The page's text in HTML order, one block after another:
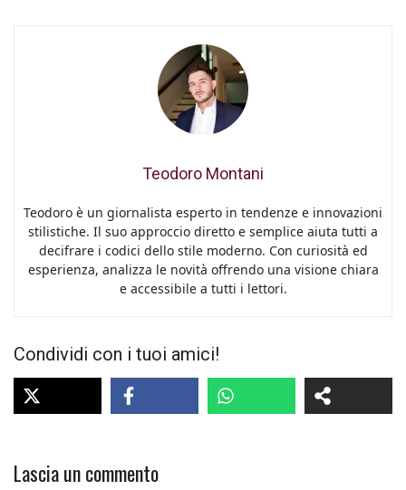
Teodoro Montani
Teodoro è un giornalista esperto in tendenze e innovazioni
stilistiche. Il suo approccio diretto e semplice aiuta tutti a
decifrare i codici dello stile moderno. Con curiosità ed
esperienza, analizza le novità offrendo una visione chiara
e accessibile a tutti i lettori.
Condividi con i tuoi amici!
Lascia un commento